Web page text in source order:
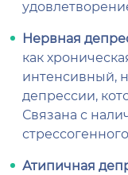
Нервная
как
интенсивный,
депрессии,
Связана с
Атипичная